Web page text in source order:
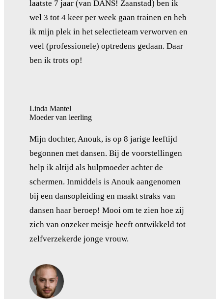
laatste 7 jaar (van DANS! Zaanstad) ben ik
wel 3 tot 4 keer per week gaan trainen en heb
ik mijn plek in het selectieteam verworven en
veel (professionele) optredens gedaan. Daar
ben ik trots op!
Linda Mantel
Moeder van leerling
Mijn dochter, Anouk, is op 8 jarige leeftijd
begonnen met dansen. Bij de voorstellingen
help ik altijd als hulpmoeder achter de
schermen. Inmiddels is Anouk aangenomen
bij een dansopleiding en maakt straks van
dansen haar beroep! Mooi om te zien hoe zij
zich van onzeker meisje heeft ontwikkeld tot
zelfverzekerde jonge vrouw.